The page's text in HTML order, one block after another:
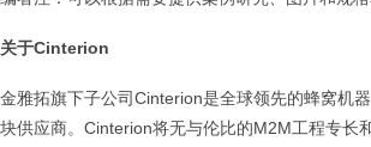
关于Cinterion
金雅拓旗下子公司Cinterion是全球领先的蜂窝机
块供应商。Cinterion将无与伦比的M2M工程专长